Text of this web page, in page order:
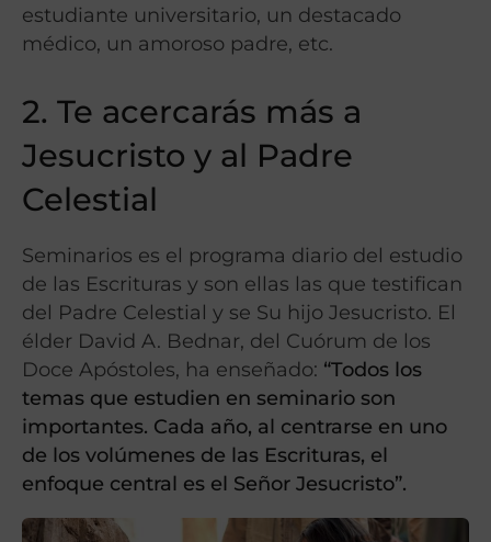
estudiante universitario, un destacado
médico, un amoroso padre, etc.
2. Te acercarás más a
Jesucristo y al Padre
Celestial
Seminarios es el programa diario del estudio
de las Escrituras y son ellas las que testifican
del Padre Celestial y se Su hijo Jesucristo. El
élder David A. Bednar, del Cuórum de los
Doce Apóstoles, ha enseñado: “Todos los
temas que estudien en seminario son
importantes. Cada año, al centrarse en uno
de los volúmenes de las Escrituras, el
enfoque central es el Señor Jesucristo”.